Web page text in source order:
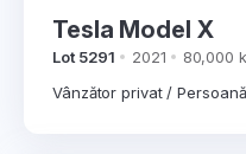
Tesla Model X
Lot 5291 2021 80,000
Vânzător privat /